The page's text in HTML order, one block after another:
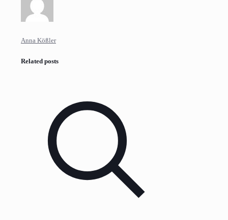
Anna Kößler
Related posts